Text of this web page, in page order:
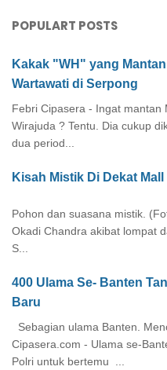
POPULART POSTS
Kakak "WH" yang
Wartawati di Serpong
Febri Cipasera - Ingat mantan
Wirajuda ? Tentu. Dia cukup
dua period...
Kisah Mistik Di Dekat
Pohon dan suasana mistik.
Okadi Chandra akibat lompat
S...
400 Ulama Se- Banten
Baru
Sebagian ulama Banten.
Cipasera.com - Ulama se-
Polri untuk bertemu ...